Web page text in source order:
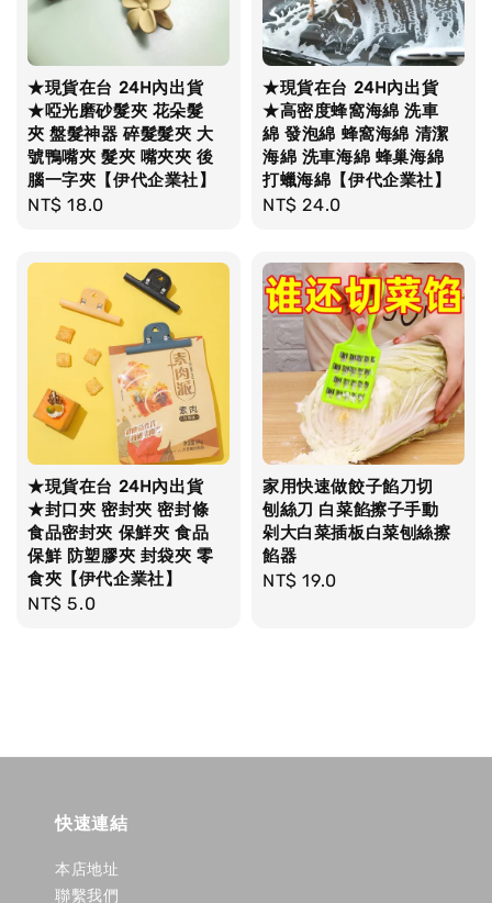
★現貨在台 24H內出貨
★啞光磨砂髮夾 花朵髮
夾 盤髮神器 碎髮髮夾 大
號鴨嘴夾 髮夾 嘴夾夾 後
腦一字夾【伊代企業社】
Regular
NT$ 18.0
★現貨在台 24H內出貨
★高密度蜂窩海綿 洗車
綿 發泡綿 蜂窩海綿 清潔
海綿 洗車海綿 蜂巢海綿
打蠟海綿【伊代企業社】
Regular
NT$ 24.0
★現貨在台 24H內出貨
★封口夾 密封夾 密封條
食品密封夾 保鮮夾 食品
保鮮 防塑膠夾 封袋夾 零
食夾【伊代企業社】
Regular
NT$ 5.0
家用快速做餃子餡刀切
刨絲刀 白菜餡擦子手動
剁大白菜插板白菜刨絲擦
餡器
Regular
NT$ 19.0
快速連結
本店地址
聯繫我們